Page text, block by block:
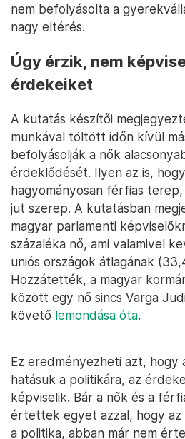
nem befolyásolta a
nagy eltérés.
Úgy érzik, nem
érdekeiket
A kutatás készítői
munkával töltött időn kívül
befolyásolják a nők
érdeklődését. Ilyen az is,
hagyományosan férfias
jut szerep. A kutatásban
magyar parlamenti
százaléka nő, ami valamivel
uniós országok átlagának
Hozzátették, a magyar
között egy nő sincs Varga
követő lemondása óta.
Ez eredményezheti azt, hogy
hatásuk a politikára, az
képviselik. Bár a nők és a
értettek egyet azzal, hogy
a politika, abban már nem